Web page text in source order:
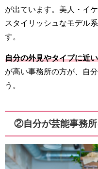
が出ています。美人・イ
スタイリッシュなモデル
す。
自分の外見やタイプに近い
が高い事務所の方が、自
う。
②自分が芸能事務